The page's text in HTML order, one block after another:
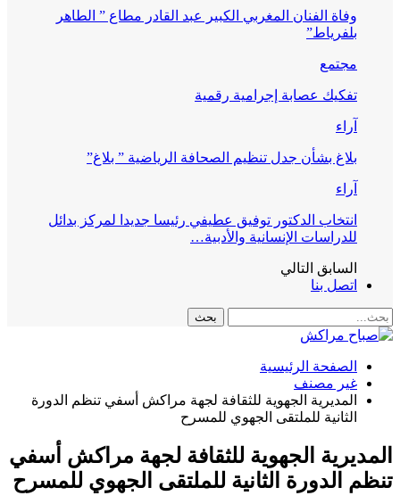
وفاة الفنان المغربي الكبير عبد القادر مطاع ” الطاهر
بلفرياط”
مجتمع
تفكيك عصابة إجرامية رقمية
آراء
بلاغ بشأن جدل تنظيم الصحافة الرياضية ” بلاغ”
آراء
انتخاب الدكتور توفيق عطيفي رئيسا جديدا لمركز بدائل
للدراسات الإنسانية والأدبية…
السابق التالي
اتصل بنا
الصفحة الرئيسية
غير مصنف
المديرية الجهوية للثقافة لجهة مراكش أسفي تنظم الدورة
الثانية للملتقى الجهوي للمسرح
المديرية الجهوية للثقافة لجهة مراكش أسفي
تنظم الدورة الثانية للملتقى الجهوي للمسرح